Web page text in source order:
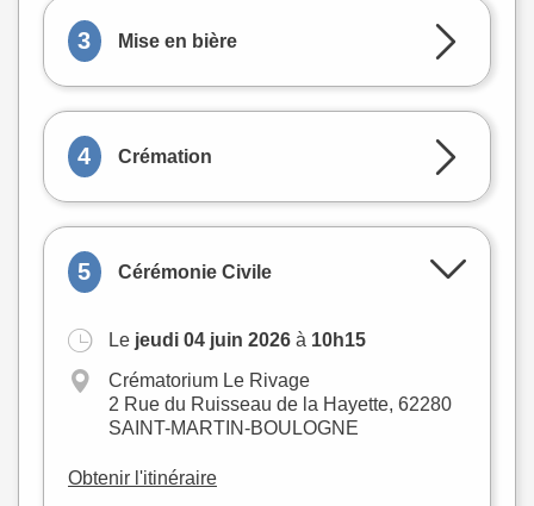
3 Mise en bière
4 Crémation
5 Cérémonie Civile
Le jeudi 04 juin 2026 à 10h15
Crématorium Le Rivage
2 Rue du Ruisseau de la Hayette, 62280
SAINT-MARTIN-BOULOGNE
Obtenir l'itinéraire